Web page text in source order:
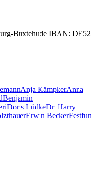
Buxtehude IBAN: DE52
Anja KämpkerAnna
Benjamin
Doris LüdkeDr. Harry
Erwin BeckerFestfun